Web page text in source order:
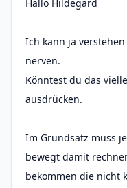
Hallo Hildegard
Ich kann ja
nerven.
Könntest du das
ausdrücken.
Im Grundsatz muss
bewegt damit
bekommen die nicht